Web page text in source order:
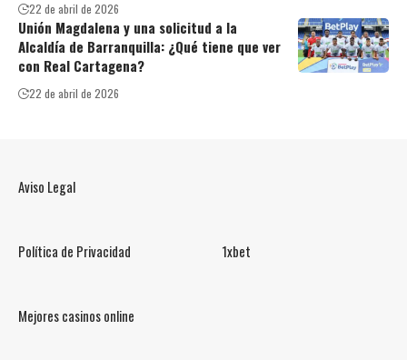
22 de abril de 2026
Unión Magdalena y una solicitud a la
Alcaldía de Barranquilla: ¿Qué tiene que ver
con Real Cartagena?
22 de abril de 2026
Aviso Legal
Política de Privacidad 1xbet
Mejores casinos online